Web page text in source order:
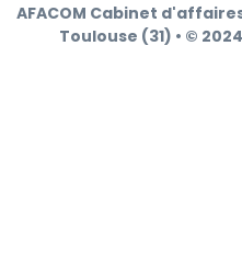
AFACOM Cabinet
Toulouse (31) • ©